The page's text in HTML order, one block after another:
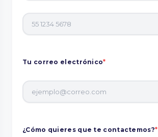
Tu correo electrónico*
¿Cómo quieres que te contactemos?*